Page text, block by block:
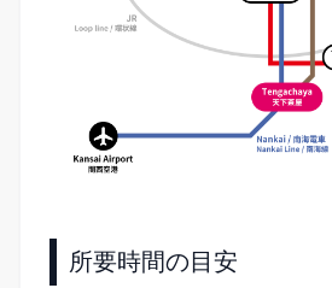
所要時間の目安